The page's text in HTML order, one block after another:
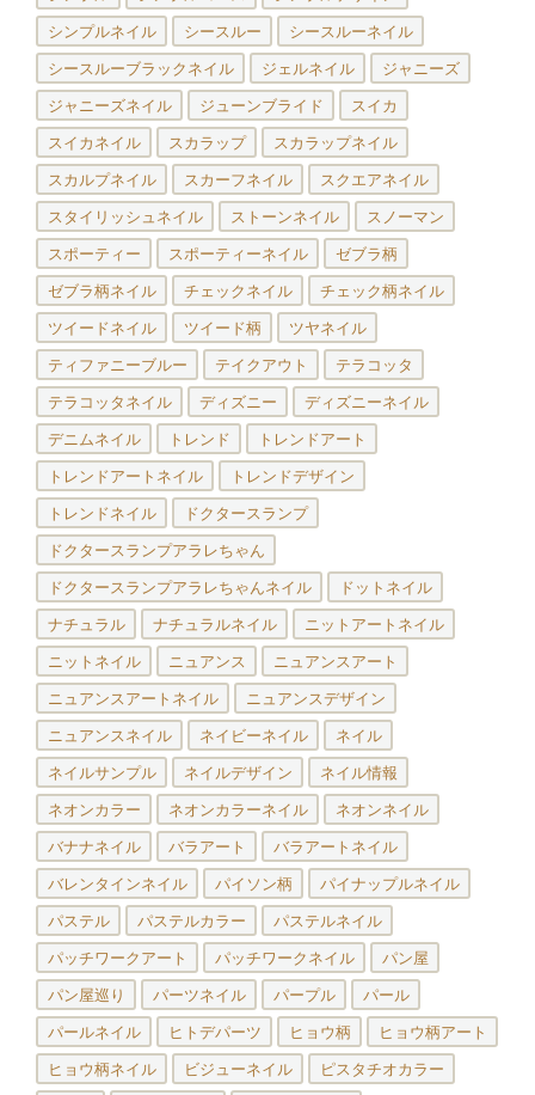
シンプルネイル シースルー シースルーネイル
シースルーブラックネイル ジェルネイル ジャニーズ
ジャニーズネイル ジューンブライド スイカ
スイカネイル スカラップ スカラップネイル
スカルプネイル スカーフネイル スクエアネイル
スタイリッシュネイル ストーンネイル スノーマン
スポーティー スポーティーネイル ゼブラ柄
ゼブラ柄ネイル チェックネイル チェック柄ネイル
ツイードネイル ツイード柄 ツヤネイル
ティファニーブルー テイクアウト テラコッタ
テラコッタネイル ディズニー ディズニーネイル
デニムネイル トレンド トレンドアート
トレンドアートネイル トレンドデザイン
トレンドネイル ドクタースランプ
ドクタースランプアラレちゃん
ドクタースランプアラレちゃんネイル ドットネイル
ナチュラル ナチュラルネイル ニットアートネイル
ニットネイル ニュアンス ニュアンスアート
ニュアンスアートネイル ニュアンスデザイン
ニュアンスネイル ネイビーネイル ネイル
ネイルサンプル ネイルデザイン ネイル情報
ネオンカラー ネオンカラーネイル ネオンネイル
バナナネイル バラアート バラアートネイル
バレンタインネイル パイソン柄 パイナップルネイル
パステル パステルカラー パステルネイル
パッチワークアート パッチワークネイル パン屋
パン屋巡り パーツネイル パープル パール
パールネイル ヒトデパーツ ヒョウ柄 ヒョウ柄アート
ヒョウ柄ネイル ビジューネイル ピスタチオカラー